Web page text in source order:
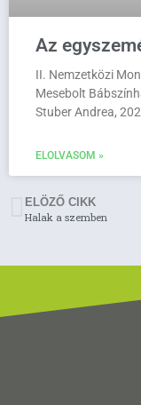
Az
II. Nemzetközi
Mesebolt
Stuber Andrea,
ELOLVASOM »
ELÖZŐ CIKK
Halak a szemben